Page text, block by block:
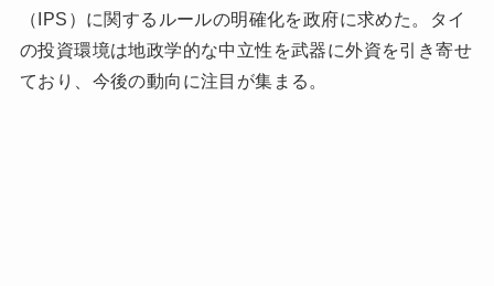
（IPS）に関するルールの明確化を政府に求めた。タイ
の投資環境は地政学的な中立性を武器に外資を引き寄せ
ており、今後の動向に注目が集まる。